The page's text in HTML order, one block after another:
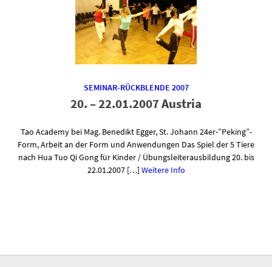
SEMINAR-RÜCKBLENDE 2007
20. – 22.01.2007 Austria
Tao Academy bei Mag. Benedikt Egger, St. Johann 24er-”Peking”-
Form, Arbeit an der Form und Anwendungen Das Spiel der 5 Tiere
nach Hua Tuo Qi Gong für Kinder / Übungsleiterausbildung 20. bis
22.01.2007 […] Weitere Info